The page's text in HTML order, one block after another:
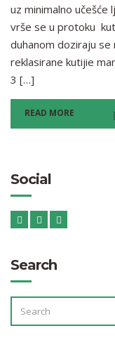
uz minimalno učešće
vrše se u protoku
duhanom doziraju se
reklasirane kutijie
3 […]
READ MORE
Social
Search
SEARCH
FOR: